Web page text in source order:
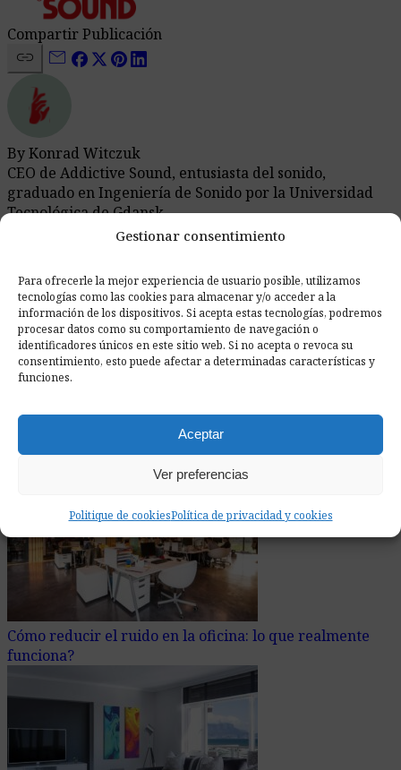
Gestionar consentimiento
Para ofrecerle la mejor experiencia de usuario posible, utilizamos
tecnologías como las cookies para almacenar y/o acceder a la
información de los dispositivos. Si acepta estas tecnologías, podremos
procesar datos como su comportamiento de navegación o
identificadores únicos en este sitio web. Si no acepta o revoca su
consentimiento, esto puede afectar a determinadas características y
funciones.
Aceptar
Ver preferencias
Politique de cookiesPolítica de privacidad y cookies
Compartir Publicación
link mail
By Konrad Witczuk
CEO de Addictive Sound, entusiasta del sonido,
graduado en Ingeniería de Sonido por la Universidad
Tecnológica de Gdansk
combina teoría con práctica. Nuestros especialistas en
sonido, con años de experiencia en la industria musical,
crean soluciones que cumplen con los más altos
estándares. En nuestro blog, encontrarás conocimiento
experto sobre acústica e ingeniería de sonido,
respaldado por ejemplos prácticos.
Artículos Recientemente Añadidos
Cómo reducir el ruido en la oficina: lo que realmente
funciona?